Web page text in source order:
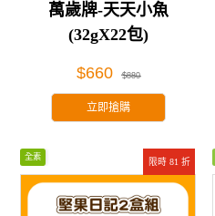
萬歲牌-天天小魚
(32gX22包)
$660 $880
立即搶購
限時 81 折
全素